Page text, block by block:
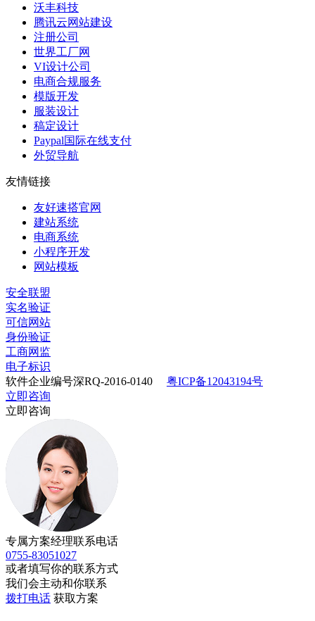
沃丰科技
腾讯云网站建设
注册公司
世界工厂网
VI设计公司
电商合规服务
模版开发
服装设计
稿定设计
Paypal国际在线支付
外贸导航
友情链接
友好速搭官网
建站系统
电商系统
小程序开发
网站模板
安全联盟
实名验证
可信网站
身份验证
工商网监
电子标识
软件企业编号深RQ-2016-0140
粤ICP备12043194号
立即咨询
立即咨询
专属方案经理联系电话
0755-83051027
或者填写你的联系方式
我们会主动和你联系
拨打电话 获取方案